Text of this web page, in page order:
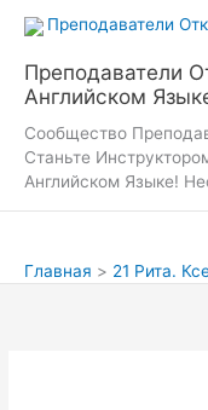
содержимому
Преподаватели
Английском
Сообщество
Станьте
Английском Языке!
Главная 21 Рита.